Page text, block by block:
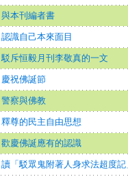
與本刊編者書
認識自己本來面目
駁斥恒毅月刊李敬真的一文
慶祝佛誕節
警察與佛教
釋尊的民主自由思想
歡慶佛誕應有的認識
讀「駁眾鬼附著人身求法超度記